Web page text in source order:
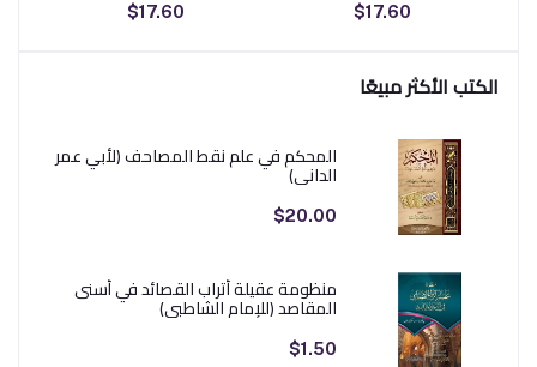
$17.60
$17.60
الكتب الأكثر مبيعًا
المحكم في علم نقط المصاحف (لأبي عمر
الداني)
$20.00
منظومة عقيلة أتراب القصائد في أسنى
المقاصد (للإمام الشاطبي)
$1.50